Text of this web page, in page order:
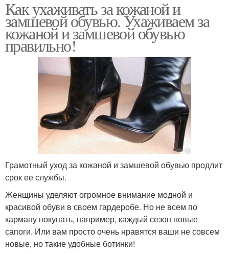
Как ухаживать за кожаной и
замшевой обувью. Ухаживаем за
кожаной и замшевой обувью
правильно!
Грамотный уход за кожаной и замшевой обувью продлит
срок ее службы.
Женщины уделяют огромное внимание модной и
красивой обуви в своем гардеробе. Но не всем по
карману покупать, например, каждый сезон новые
сапоги. Или вам просто очень нравятся ваши не совсем
новые, но такие удобные ботинки!